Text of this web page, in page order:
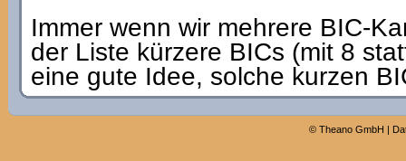
Immer wenn wir mehrere BIC-
der Liste kürzere BICs (mit 8
eine gute Idee, solche kurzen
© Theano GmbH |